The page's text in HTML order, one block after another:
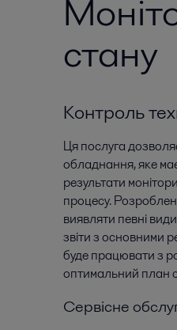
стану
Контроль
Ця послуга
обладнання, яке
результати
процесу.
виявляти певні
звіти з основними
буде працювати з
оптимальний план
Сервісне